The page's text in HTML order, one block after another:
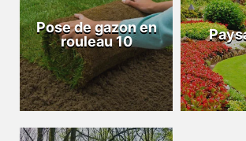
Pose de gazon en
rouleau 10